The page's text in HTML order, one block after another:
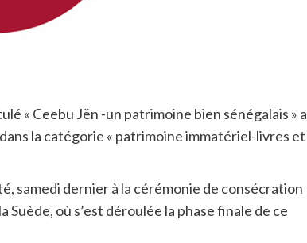
« Ceebu Jën -un patrimoine bien sénégalais » a
la catégorie « patrimoine immatériel-livres et
samedi dernier à la cérémonie de consécration
Suède, où s’est déroulée la phase finale de ce